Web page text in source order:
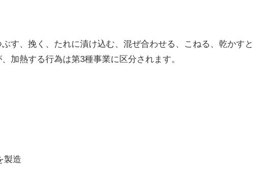
す、挽く、たれに漬け込む、混ぜ合わせる、こねる、乾かすと
加熱する行為は第3種事業に区分されます。
製造